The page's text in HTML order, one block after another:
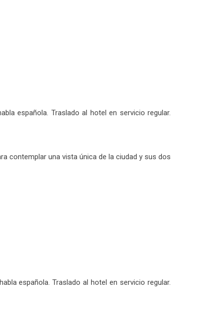
española. Traslado al hotel en servicio regular.
contemplar una vista única de la ciudad y sus dos
española. Traslado al hotel en servicio regular.